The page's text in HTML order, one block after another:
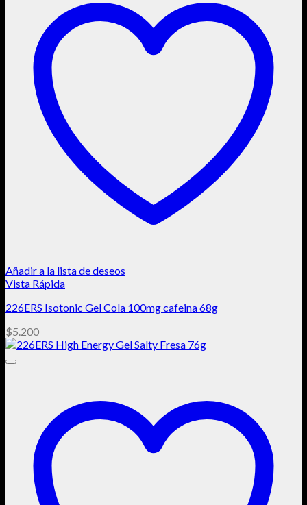
Añadir a la lista de deseos
Vista Rápida
226ERS Isotonic Gel Cola 100mg cafeina 68g
$5.200